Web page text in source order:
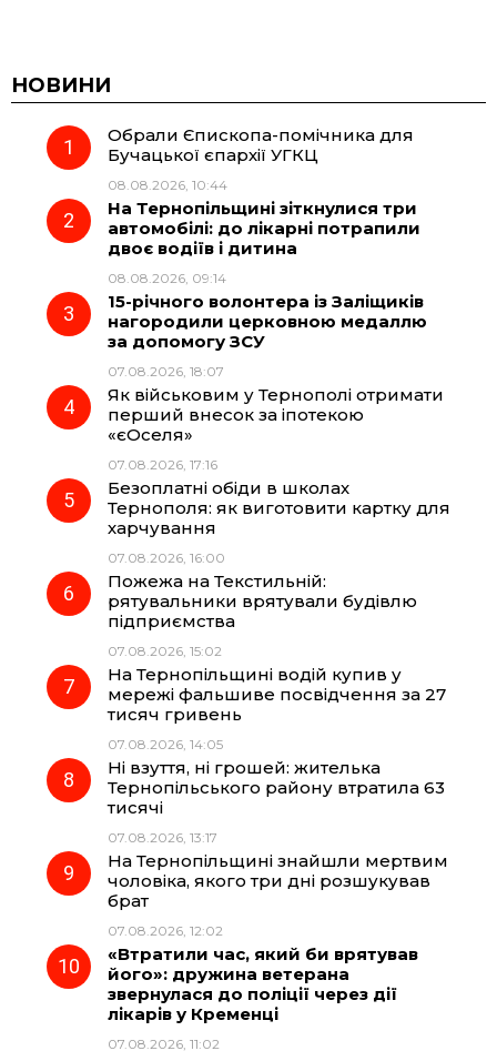
c
e
o
o
e
g
r
a
m
t
p
НОВИНИ
Обрали Єпископа-помічника для
Бучацької єпархії УГКЦ
08.08.2026, 10:44
На Тернопільщині зіткнулися три
автомобілі: до лікарні потрапили
двоє водіїв і дитина
08.08.2026, 09:14
15-річного волонтера із Заліщиків
нагородили церковною медаллю
за допомогу ЗСУ
07.08.2026, 18:07
Як військовим у Тернополі отримати
перший внесок за іпотекою
«єОселя»
07.08.2026, 17:16
Безоплатні обіди в школах
Тернополя: як виготовити картку для
харчування
07.08.2026, 16:00
Пожежа на Текстильній:
рятувальники врятували будівлю
підприємства
07.08.2026, 15:02
На Тернопільщині водій купив у
мережі фальшиве посвідчення за 27
тисяч гривень
07.08.2026, 14:05
Ні взуття, ні грошей: жителька
Тернопільського району втратила 63
тисячі
07.08.2026, 13:17
На Тернопільщині знайшли мертвим
чоловіка, якого три дні розшукував
брат
07.08.2026, 12:02
«Втратили час, який би врятував
його»: дружина ветерана
звернулася до поліції через дії
лікарів у Кременці
07.08.2026, 11:02